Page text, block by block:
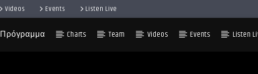
Videos Events Listen Live
Πρόγραμμα Charts Team Videos Events Listen